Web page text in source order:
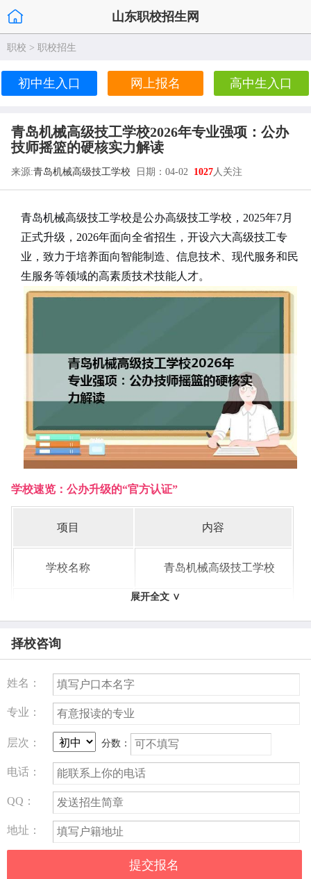
山东职校招生网
职校 > 职校招生
初中生入口 网上报名 高中生入口
青岛机械高级技工学校2026年专业强项：公办
技师摇篮的硬核实力解读
来源:青岛机械高级技工学校 日期：04-02 1027人关注
青岛机械高级技工学校是公办高级技工学校，2025年7月
正式升级，2026年面向全省招生，开设六大高级技工专
业，致力于培养面向智能制造、信息技术、现代服务和民
生服务等领域的高素质技术技能人才。
学校速览：公办升级的“官方认证”
项目 内容
学校名称 青岛机械高级技工学校
办学层次
次）
建校时间
学校地址 青岛市西海岸新区临港路
2025年升级
获省人社厅批复，正式升格为
公办底蕴 + 产教融合 + 就业
展开全文 ∨
择校咨询
姓名：
专业：
层次： 分数：
电话：
QQ：
地址：
提交报名